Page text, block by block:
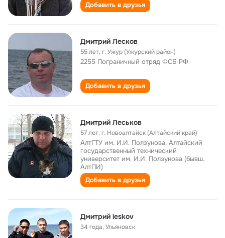
Добавить в друзья
Дмитрий Лесков
55 лет,г. Ужур (Ужурский район)
2255 Пограничный отряд ФСБ РФ
Добавить в друзья
Дмитрий Леськов
57 лет,г. Новоалтайск (Алтайский край)
АлтГТУ им. И.И. Ползунова, Алтайский
государственный технический
университет им. И.И. Ползунова (бывш.
АлтПИ)
Добавить в друзья
Дмитрий leskov
34 года,Ульяновск